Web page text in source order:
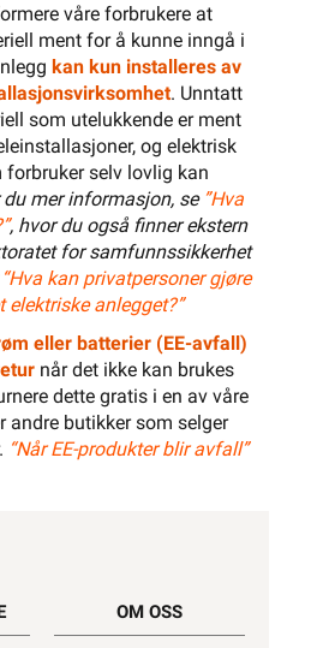
våre forbrukere at
ment for å kunne inngå i
kan kun installeres av
. Unntatt
som utelukkende er ment
og elektrisk
forbruker selv lovlig kan
du mer informasjon, se ”Hva
, hvor du også finner ekstern
for samfunnssikkerhet
“Hva kan privatpersoner gjøre
elektriske anlegget?”
eller batterier (EE-avfall)
når det ikke kan brukes
dette gratis i en av våre
andre butikker som selger
“Når EE-produkter blir avfall”
OM OSS